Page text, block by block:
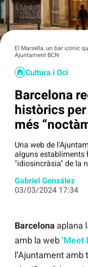
El Marsella, un bar icònic
Ajuntament BCN
Cultura i Oci
Barcelona
històrics
més
Una web de
alguns establiments
"idiosincràsia" de la
Gabriel González
03/03/2024 17:34
Barcelona aplana
amb la web‘Meet
l’Ajuntament amb